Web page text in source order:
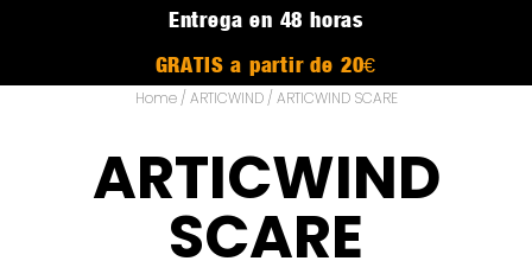
Entrega en 48 horas
GRATIS a partir de 20€
Home/ ARTICWIND/ ARTICWIND SCARE
ARTICWIND
SCARE